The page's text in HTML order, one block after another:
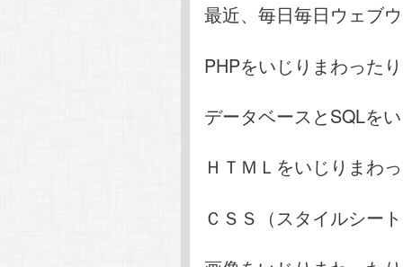
最近、毎日毎日ウェブ
PHPをいじりまわった
データベースとSQLを
ＨＴＭＬをいじりまわ
ＣＳＳ（スタイルシー